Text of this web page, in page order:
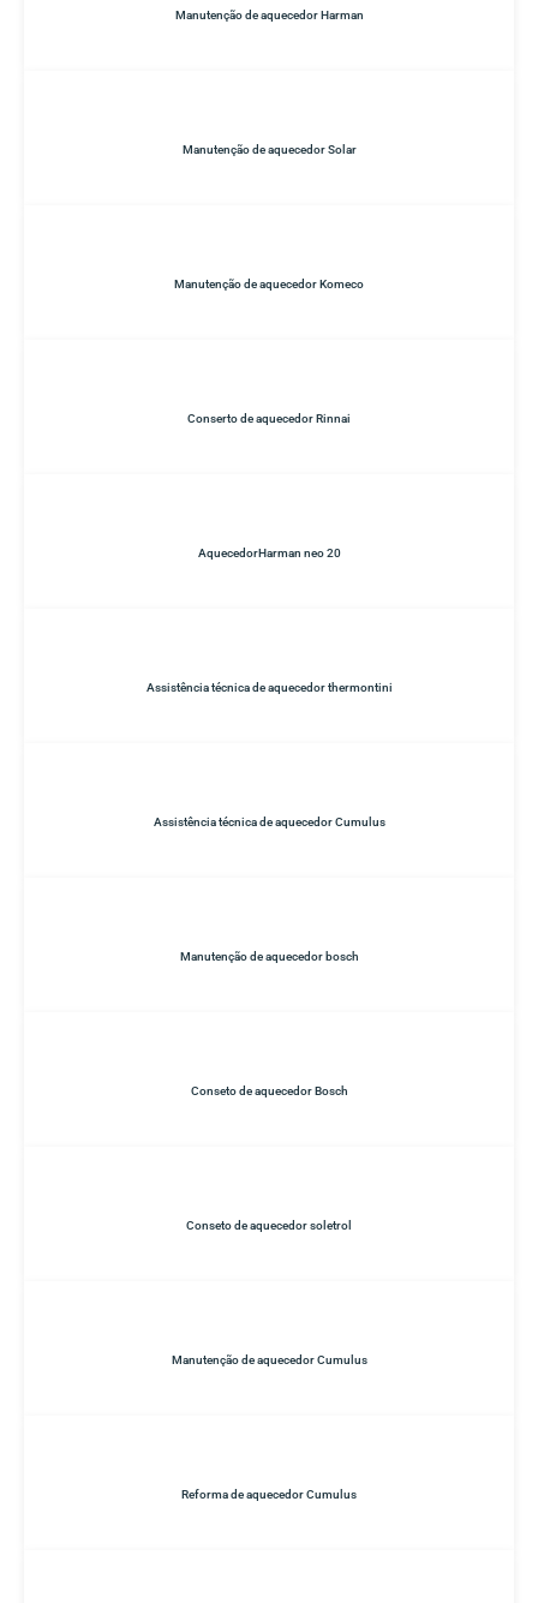
Manutenção de aquecedor Harman
Manutenção de aquecedor Solar
Manutenção de aquecedor Komeco
Conserto de aquecedor Rinnai
AquecedorHarman neo 20
Assistência técnica de aquecedor thermontini
Assistência técnica de aquecedor Cumulus
Manutenção de aquecedor bosch
Conseto de aquecedor Bosch
Conseto de aquecedor soletrol
Manutenção de aquecedor Cumulus
Reforma de aquecedor Cumulus